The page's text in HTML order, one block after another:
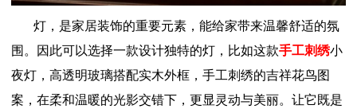
灯，是家居装饰的重要元素，能给家带来温馨舒适的氛
围。因此可以选择一款设计独特的灯，比如这款手工刺绣小
夜灯，高透明玻璃搭配实木外框，手工刺绣的吉祥花鸟图
案，在柔和温暖的光影交错下，更显灵动与美丽。让它既是